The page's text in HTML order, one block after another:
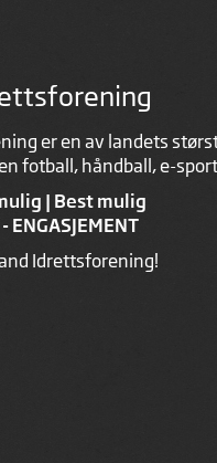
er en av landets
fotball, håndball, e-
| Best mulig
ENGASJEMENT
Idrettsforening!